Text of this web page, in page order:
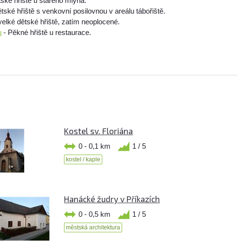
hřiště s venkovní posilovnou v areálu tábořiště.
dětské hřiště, zatím neoplocené.
- Pěkné hřiště u restaurace.
Kostel sv. Floriána
0 - 0,1 km 1 / 5
kostel / kaple
Hanácké žudry v Příkazích
0 - 0,5 km 1 / 5
městská architektura